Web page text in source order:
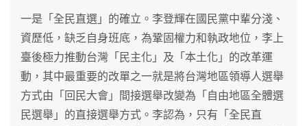
一是「全民直選」的確立。李登輝在國民黨中輩分淺、
資歷低，缺乏自身班底，為鞏固權力和執政地位，李上
臺後極力推動台灣「民主化」及「本土化」的改革運
動，其中最重要的改單之一就是將台灣地區領導人選舉
方式由「回民大會」間接選舉改變為「自由地區全體選
民選舉」的直接選舉方式。李認為，只有「全民直